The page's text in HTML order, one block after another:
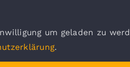
um geladen zu
.